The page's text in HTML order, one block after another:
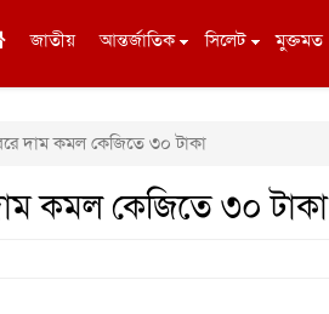
জাতীয় আন্তর্জাতিক সিলেট মুক্তমত
দাম কমল কেজিতে ৩০ টাকা
কমল কেজিতে ৩০ টাকা